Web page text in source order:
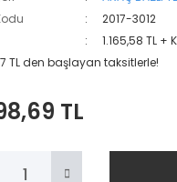
2017-3012
1.165,58 TL +
TL den başlayan taksitlerle!
TL